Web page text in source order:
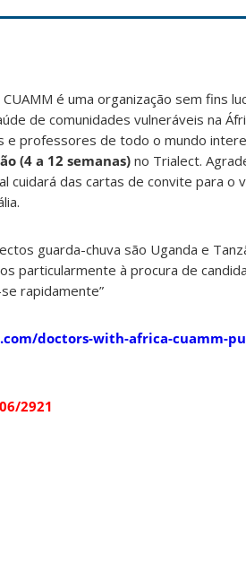
é uma organização sem fins
de comunidades vulneráveis na
e professores de todo o mundo
(4 a 12 semanas) no Trialect.
cuidará das cartas de convite para o
guarda-chuva são Uganda e
particularmente à procura de
rapidamente”
doctors-with-africa-cuamm-
2921